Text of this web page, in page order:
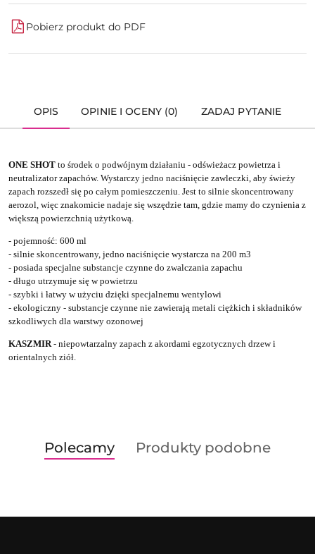
Pobierz produkt do PDF
OPIS OPINIE I OCENY (0) ZADAJ PYTANIE
ONE SHOT to środek o podwójnym działaniu - odświeżacz powietrza i
neutralizator zapachów. Wystarczy jedno naciśnięcie zawleczki, aby świeży
zapach rozszedł się po całym pomieszczeniu. Jest to silnie skoncentrowany
aerozol, więc znakomicie nadaje się wszędzie tam, gdzie mamy do czynienia z
większą powierzchnią użytkową.
- pojemność: 600 ml
- silnie skoncentrowany, jedno naciśnięcie wystarcza na 200 m3
- posiada specjalne substancje czynne do zwalczania zapachu
- długo utrzymuje się w powietrzu
- szybki i łatwy w użyciu dzięki specjalnemu wentylowi
- ekologiczny - substancje czynne nie zawierają metali ciężkich i składników
szkodliwych dla warstwy ozonowej
KASZMIR- niepowtarzalny zapach z akordami egzotycznych drzew i
orientalnych ziół.
Pomiń karuzelę produktów
Produkty
o
Polecamy
Produkty
Produkty podobne